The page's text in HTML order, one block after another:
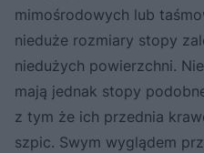
mimośrodowych lub
nieduże rozmiary stopy
niedużych powierzchni.
mają jednak stopy
z tym że ich przednia
szpic. Swym wyglądem